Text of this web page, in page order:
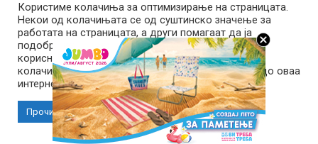
Copyright © 2026 Reporter.mk | Member of Clip Media Group
Импресум Маркетинг Контакт Услови за користење
Користиме колачиња за оптимизирање на страницата.
Некои од колачињата се од суштинско значење за
работата на страницата, а други помагаат да ја
подобриме оваа интернет страница и вашето
корисничко искуство. Напомена: задолжителните
колачиња се неопходни за користење и пристап до оваа
интернет страница.
Прочитај повеќе Прифати колачиња